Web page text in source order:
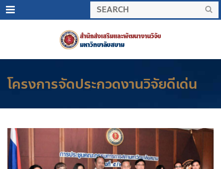
Menu
โครงการจัดประกวดงานวิจัยดีเด่น